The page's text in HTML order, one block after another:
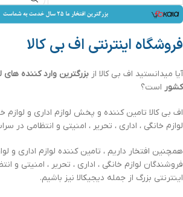
فروشگاه اینترنتی اف بی کالا
آیا میدانستید اف بی کالا از بزرگترین وارد کننده های
کشور است؟
اف بی کالا تامین کننده و پخش لوازم اداری و لوازم
لوازم خانگی ، اداری ، تحریر ، امنیتی و انتظامی در
همچنین افتخار داریم ، تامین کننده لوازم اداری و
فروشندگان لوازم خانگی ، اداری ، تحریر ، امنیتی و
اینترنتی بزرگ از جمله دیجیکالا نیز باشیم.